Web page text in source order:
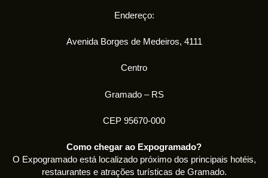
Endereço:
Avenida Borges de Medeiros, 4111
Centro
Gramado – RS
CEP 95670-000
Como chegar ao Expogramado?
O Expogramado está localizado próximo dos principais hotéis,
restaurantes e atrações turísticas de Gramado.